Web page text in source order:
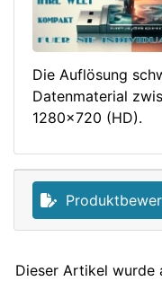
Die Auflösung
Datenmaterial
1280x720 (HD).
Dieser Artikel wurde